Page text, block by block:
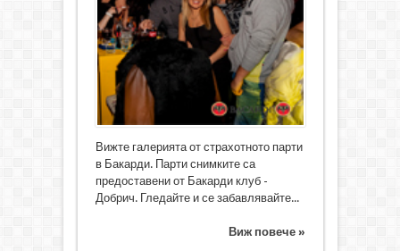
Вижте галерията от страхотното парти
в Бакарди. Парти снимките са
предоставени от Бакарди клуб -
Добрич. Гледайте и се забавлявайте...
Виж повече »